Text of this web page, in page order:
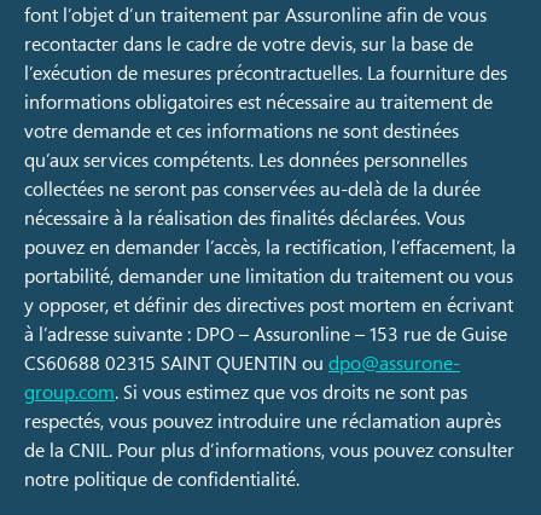
font l’objet d’un traitement par Assuronline afin de vous
recontacter dans le cadre de votre devis, sur la base de
l’exécution de mesures précontractuelles. La fourniture des
informations obligatoires est nécessaire au traitement de
votre demande et ces informations ne sont destinées
qu’aux services compétents. Les données personnelles
collectées ne seront pas conservées au-delà de la durée
nécessaire à la réalisation des finalités déclarées. Vous
pouvez en demander l’accès, la rectification, l’effacement, la
portabilité, demander une limitation du traitement ou vous
y opposer, et définir des directives post mortem en écrivant
à l’adresse suivante : DPO – Assuronline – 153 rue de Guise
CS60688 02315 SAINT QUENTIN ou dpo@assurone-
group.com. Si vous estimez que vos droits ne sont pas
respectés, vous pouvez introduire une réclamation auprès
de la CNIL. Pour plus d’informations, vous pouvez consulter
notre politique de confidentialité.